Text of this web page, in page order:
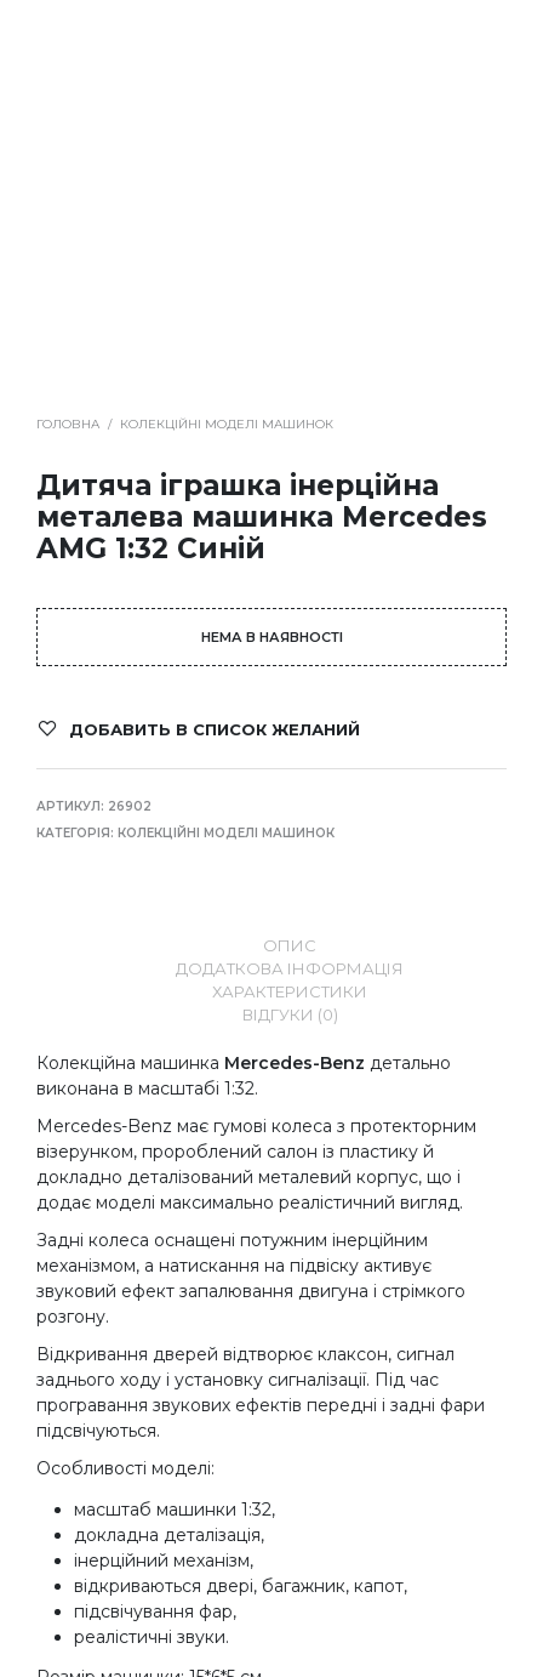
ГОЛОВНА / КОЛЕКЦІЙНІ МОДЕЛІ МАШИНОК
Дитяча іграшка інерційна
металева машинка Mercedes
AMG 1:32 Синій
НЕМА В НАЯВНОСТІ
ДОБАВИТЬ В СПИСОК ЖЕЛАНИЙ
АРТИКУЛ: 26902
КАТЕГОРІЯ: КОЛЕКЦІЙНІ МОДЕЛІ МАШИНОК
ОПИС
ДОДАТКОВА ІНФОРМАЦІЯ
ХАРАКТЕРИСТИКИ
ВІДГУКИ (0)
Колекційна машинка Mercedes-Benz детально
виконана в масштабі 1:32.
Mercedes-Benz має гумові колеса з протекторним
візерунком, пророблений салон із пластику й
докладно деталізований металевий корпус, що і
додає моделі максимально реалістичний вигляд.
Задні колеса оснащені потужним інерційним
механізмом, а натискання на підвіску активує
звуковий ефект запалювання двигуна і стрімкого
розгону.
Відкривання дверей відтворює клаксон, сигнал
заднього ходу і установку сигналізації. Під час
програвання звукових ефектів передні і задні фари
підсвічуються.
Особливості моделі:
масштаб машинки 1:32,
докладна деталізація,
інерційний механізм,
відкриваються двері, багажник, капот,
підсвічування фар,
реалістичні звуки.